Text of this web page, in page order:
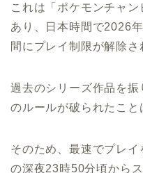
これは「ポケモンチャ
あり、日本時間で2026
間にプレイ制限が解除さ
過去のシリーズ作品を
のルールが破られたこと
そのため、最速でプレ
の深夜23時50分頃から